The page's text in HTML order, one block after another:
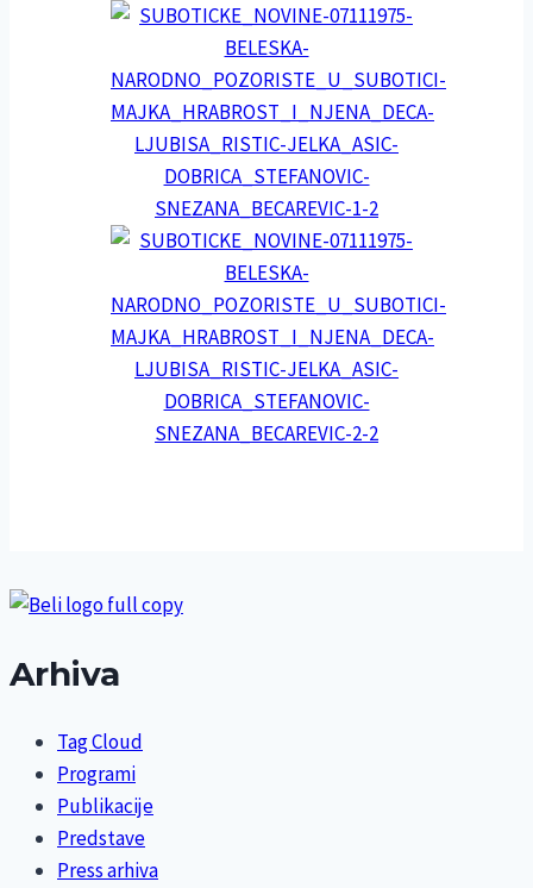
Arhiva
Tag Cloud
Programi
Publikacije
Predstave
Press arhiva